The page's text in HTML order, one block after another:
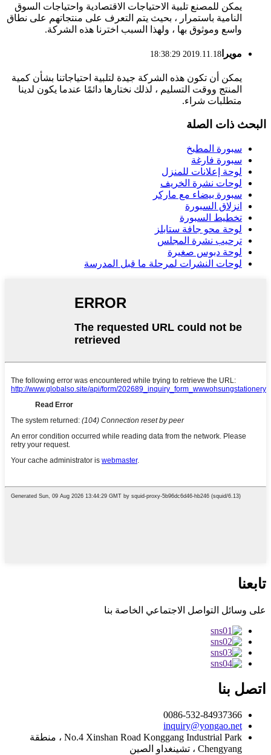
يمكن للمصنع تلبية الاحتياجات الاقتصادية واحتياجات السوق
النامية باستمرار ، بحيث يتم التعرف على منتجاتهم على نطاق
واسع وموثوق بها ، ولهذا السبب اخترنا هذه الشركة.
مويرا 2019.11.18 18:38:29
يمكن أن تكون هذه الشركة جيدة لتلبية احتياجاتنا بشأن كمية
المنتج ووقت التسليم ، لذلك نختارها دائمًا عندما يكون لدينا
متطلبات شراء.
البحث ذات الصلة
سبورة المطبخ
سبورة فارغة
لوحة إعلانات للمنزل
لوحات نشرة الخريف
سبورة بيضاء مع ماركر
انزلاق السبورة
تخطيط السبورة
لوحة محو جافة ستابلز
ترحيب نشرة المجلس
لوحة دبوس صغيرة
لوحات النشرات لمرحلة ما قبل المدرسة
تابعنا
على وسائل التواصل الاجتماعي الخاصة بنا
اتصل بنا
0086-532-84937366
inquiry@yongao.net
No.4 Xinshan Road Konggang Industrial Park ، منطقة
Chengyang ، تشينغداو الصين